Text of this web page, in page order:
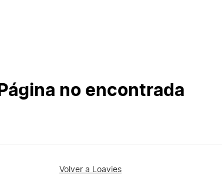
Página no encontrada
Volver a Loavies